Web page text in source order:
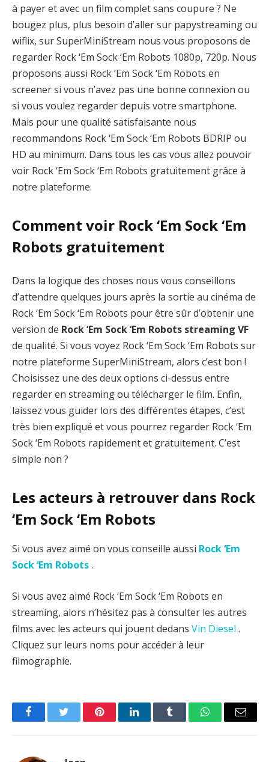
à payer et avec un film complet sans coupure ? Ne
bougez plus, plus besoin d’aller sur papystreaming ou
wiflix, sur SuperMiniStream nous vous proposons de
regarder Rock ‘Em Sock ‘Em Robots 1080p, 720p. Nous
proposons aussi Rock ‘Em Sock ‘Em Robots en
screener si vous n’avez pas une bonne connexion ou
si vous voulez regarder depuis votre smartphone.
Mais pour une qualité satisfaisante nous
recommandons Rock ‘Em Sock ‘Em Robots BDRIP ou
HD au minimum. Dans tous les cas vous allez pouvoir
voir Rock ‘Em Sock ‘Em Robots gratuitement grâce à
notre plateforme.
Comment voir Rock ‘Em Sock ‘Em
Robots gratuitement
Dans la logique des choses nous vous conseillons
d’attendre quelques jours après la sortie au cinéma de
Rock ‘Em Sock ‘Em Robots pour être sûr d’obtenir une
version de Rock ‘Em Sock ‘Em Robots streaming VF
de qualité. Si vous voyez Rock ‘Em Sock ‘Em Robots sur
notre plateforme SuperMiniStream, alors c’est bon !
Choisissez une des deux options ci-dessus entre
regarder en streaming ou télécharger le film. Enfin,
laissez vous guider lors des différentes étapes, c’est
très bien expliqué et vous pourrez regarder Rock ‘Em
Sock ‘Em Robots rapidement et gratuitement. C’est
simple non ?
Les acteurs à retrouver dans Rock
‘Em Sock ‘Em Robots
Si vous avez aimé on vous conseille aussi Rock ‘Em
Sock ‘Em Robots.
Si vous avez aimé Rock ‘Em Sock ‘Em Robots en
streaming, alors n’hésitez pas à consulter les autres
films avec les acteurs qui jouent dedans Vin Diesel .
Cliquez sur leurs noms pour accéder à leur
filmographie.
FacebookTwitter PinterestLinkedInTumblr WhatsAppEmail